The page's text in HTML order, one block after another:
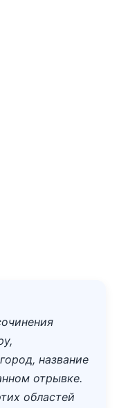
название
отрывке.
областей